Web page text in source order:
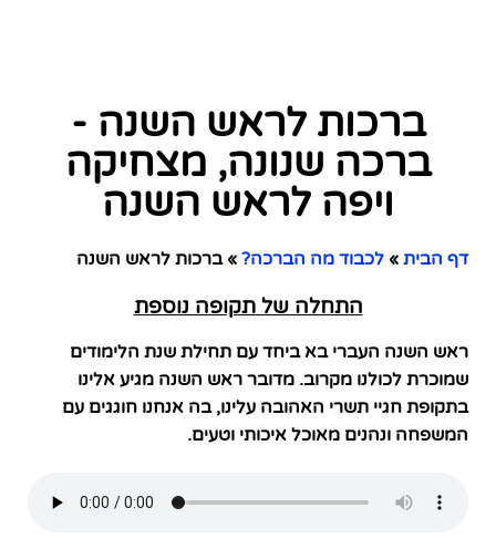
ברכות לראש השנה -
ברכה שנונה, מצחיקה
ויפה לראש השנה
דף הבית » לכבוד מה הברכה? » ברכות לראש השנה
התחלה של תקופה נוספת
ראש השנה העברי בא ביחד עם תחילת שנת הלימודים
שמוכרת לכולנו מקרוב. מדובר ראש השנה מגיע אלינו
בתקופת חגיי תשרי האהובה עלינו, בה אנחנו חוגגים עם
המשפחה ונהנים מאוכל איכותי וטעים.